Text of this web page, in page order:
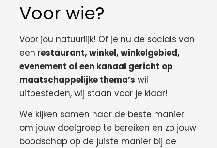
Voor wie?
Voor jou natuurlijk! Of je nu de socials van
een restaurant, winkel, winkelgebied,
evenement of een kanaal gericht op
maatschappelijke thema’s wil
uitbesteden, wij staan voor je klaar!
We kijken samen naar de beste manier
om jouw doelgroep te bereiken en zo jouw
boodschap op de juiste manier bij de